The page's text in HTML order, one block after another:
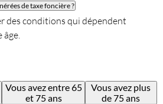
de taxe foncière ?
des conditions qui dépendent
Vous avez entre 65
et 75 ans
Vous avez plus
de 75 ans